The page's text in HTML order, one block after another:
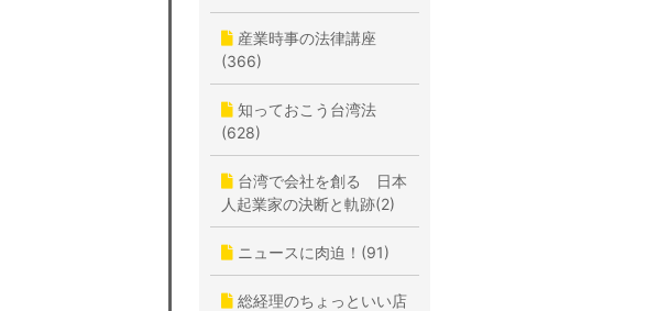
産業時事の法律講座
(366)
知っておこう台湾法
(628)
台湾で会社を創る 日本
人起業家の決断と軌跡(2)
ニュースに肉迫！(91)
総経理のちょっといい店